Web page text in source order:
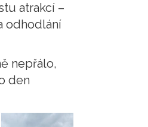
atrakcí –
odhodlání
nepřálo,
den